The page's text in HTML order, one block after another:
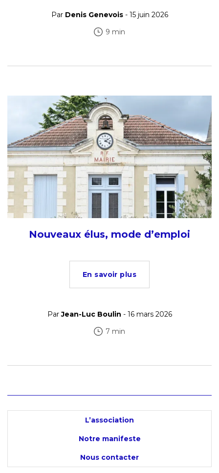
Par Denis Genevois- 15 juin 2026
9 min
Nouveaux élus, mode d’emploi
En savoir plus
ParJean-Luc Boulin - 16 mars 2026
7 min
L’association
Notre manifeste
Nous contacter